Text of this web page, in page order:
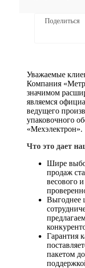
Поделиться
Уважаемые
Компания
значимом
являемся
ведущего
упаковочного
«Мехэлектрон».
Что это дает
Шире
продаж
весового
Выгоднее
Гарантия
пакетом